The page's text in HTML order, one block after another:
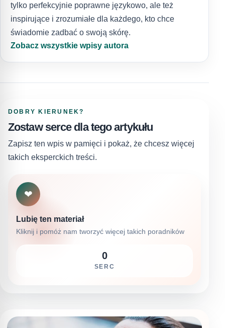
tylko perfekcyjnie poprawne językowo, ale też
inspirujące i zrozumiałe dla każdego, kto chce
świadomie zadbać o swoją skórę.
Zobacz wszystkie wpisy autora
DOBRY KIERUNEK?
Zostaw serce dla tego artykułu
Zapisz ten wpis w pamięci i pokaż, że chcesz więcej
takich eksperckich treści.
❤
Lubię ten materiał
Kliknij i pomóż nam tworzyć więcej takich poradników
0
SERC